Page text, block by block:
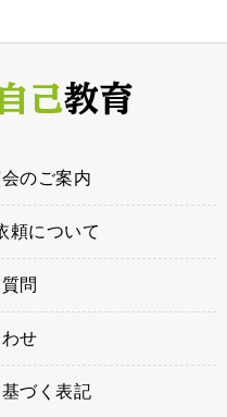
のご案内
頼について
問
せ
づく表記